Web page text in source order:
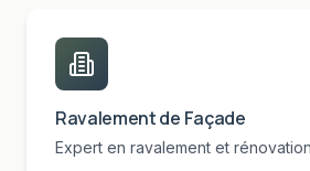
Ravalement de Façade
Expert en ravalement et